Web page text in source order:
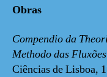
Obras
Compendio da
Methodo das Fluxões
Ciências de Lisboa,